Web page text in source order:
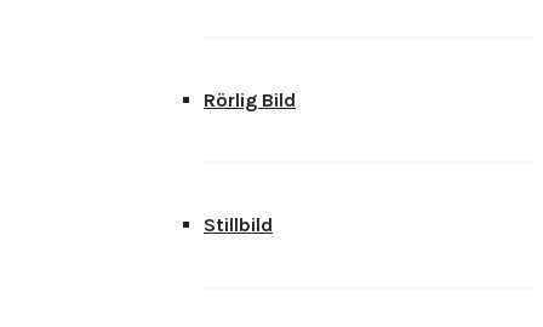
Rörlig Bild
Stillbild